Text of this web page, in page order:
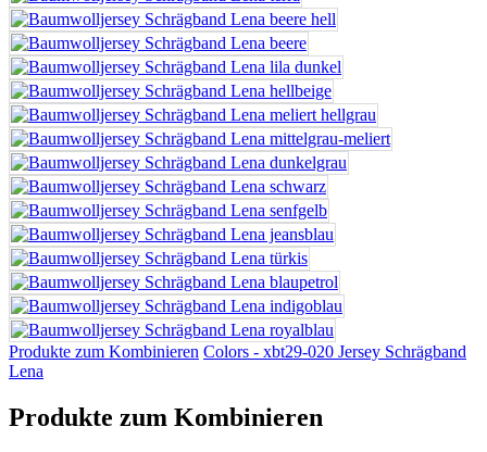
Produkte zum Kombinieren Colors - xbt29-020 Jersey Schrägband
Lena
Produkte zum Kombinieren